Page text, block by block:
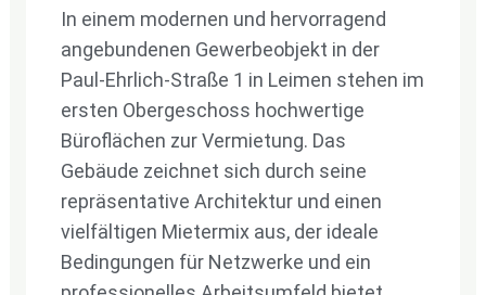
In einem modernen und hervorragend
angebundenen Gewerbeobjekt in der
Paul-Ehrlich-Straße 1 in Leimen stehen im
ersten Obergeschoss hochwertige
Büroflächen zur Vermietung. Das
Gebäude zeichnet sich durch seine
repräsentative Architektur und einen
vielfältigen Mietermix aus, der ideale
Bedingungen für Netzwerke und ein